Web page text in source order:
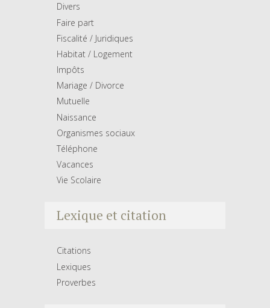
Divers
Faire part
Fiscalité / Juridiques
Habitat / Logement
Impôts
Mariage / Divorce
Mutuelle
Naissance
Organismes sociaux
Téléphone
Vacances
Vie Scolaire
Lexique et citation
Citations
Lexiques
Proverbes